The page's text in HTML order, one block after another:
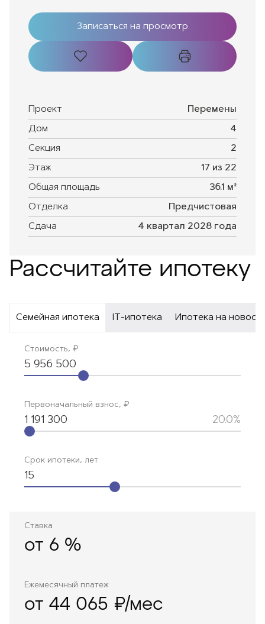
Записаться на просмотр
Проект Перемены
Дом 4
Секция 2
Этаж 17 из 22
Общая площадь 36.1 м²
Отделка Предчистовая
Сдача 4 квартал 2028 года
Рассчитайте ипотеку
Семейная ипотека IT-ипотека Ипотека на
Стоимость, ₽
5 956 500
Первоначальный взнос, ₽
1 191 300 20.0%
Срок ипотеки, лет
15
Ежемесячный платеж
от 44 065 ₽/мес
Ставка
от 6 %